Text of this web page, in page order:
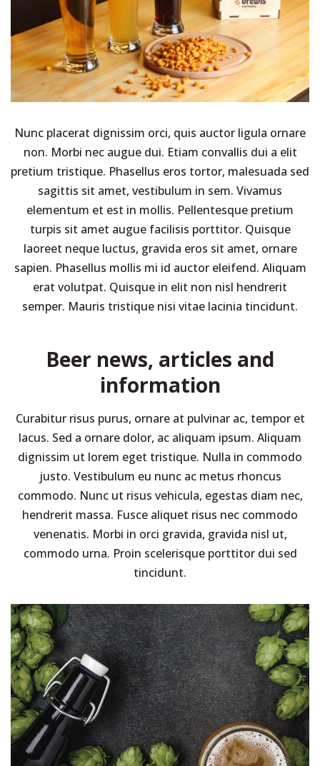
Nunc placerat dignissim orci, quis auctor ligula ornare
non. Morbi nec augue dui. Etiam convallis dui a elit
pretium tristique. Phasellus eros tortor, malesuada sed
sagittis sit amet, vestibulum in sem. Vivamus
elementum et est in mollis. Pellentesque pretium
turpis sit amet augue facilisis porttitor. Quisque
laoreet neque luctus, gravida eros sit amet, ornare
sapien. Phasellus mollis mi id auctor eleifend. Aliquam
erat volutpat. Quisque in elit non nisl hendrerit
semper. Mauris tristique nisi vitae lacinia tincidunt.
Beer news, articles and
information
Curabitur risus purus, ornare at pulvinar ac, tempor et
lacus. Sed a ornare dolor, ac aliquam ipsum. Aliquam
dignissim ut lorem eget tristique. Nulla in commodo
justo. Vestibulum eu nunc ac metus rhoncus
commodo. Nunc ut risus vehicula, egestas diam nec,
hendrerit massa. Fusce aliquet risus nec commodo
venenatis. Morbi in orci gravida, gravida nisl ut,
commodo urna. Proin scelerisque porttitor dui sed
tincidunt.